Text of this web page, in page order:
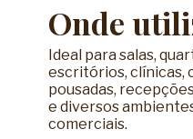
Onde
Ideal para salas,
escritórios, clínicas,
pousadas,
e diversos
comerciais.